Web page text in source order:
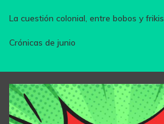
La cuestión colonial, entre bobos y frikis
Crónicas de junio